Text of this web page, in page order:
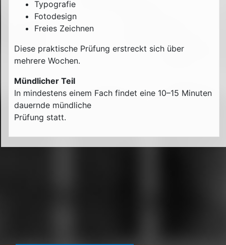
Typografie
Fotodesign
Freies Zeichnen
Diese praktische Prüfung erstreckt sich über
mehrere Wochen.
Mündlicher Teil
In mindestens einem Fach findet eine 10–15 Minuten
dauernde mündliche
Prüfung statt.